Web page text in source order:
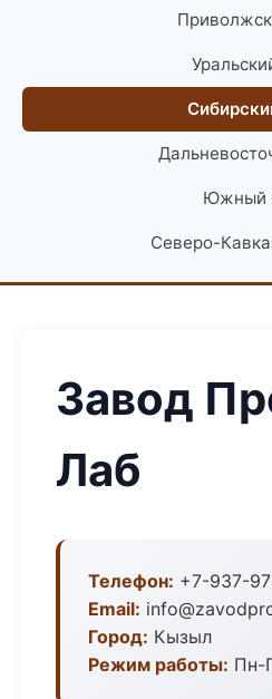
Южный
Северо-
Завод
Лаб
Телефон: +7-937-
Email:
Город: Кызыл
Режим работы: Пн-